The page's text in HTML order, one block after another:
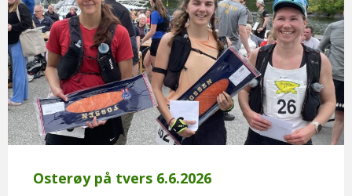
Osterøy på tvers 6.6.2026